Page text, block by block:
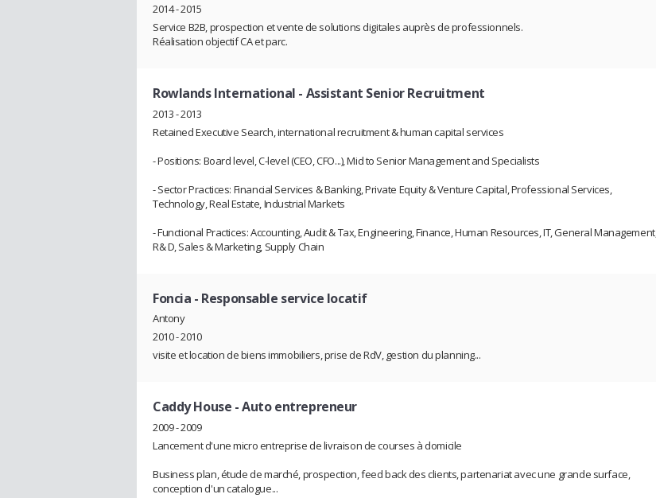
2014 - 2015
Service B2B, prospection et vente de solutions digitales auprès de professionnels.
Réalisation objectif CA et parc.
Rowlands International - Assistant Senior Recruitment
2013 - 2013
Retained Executive Search, international recruitment & human capital services
- Positions: Board level, C-level (CEO, CFO...), Mid to Senior Management and Specialists
- Sector Practices: Financial Services & Banking, Private Equity & Venture Capital, Professional Services,
Technology, Real Estate, Industrial Markets
- Functional Practices: Accounting, Audit & Tax, Engineering, Finance, Human Resources, IT, General Management,
R& D, Sales & Marketing, Supply Chain
Foncia - Responsable service locatif
Antony
2010 - 2010
visite et location de biens immobiliers, prise de RdV, gestion du planning...
Caddy House - Auto entrepreneur
2009 - 2009
Lancement d'une micro entreprise de livraison de courses à domicile
Business plan, étude de marché, prospection, feed back des clients, partenariat avec une grande surface,
conception d'un catalogue...